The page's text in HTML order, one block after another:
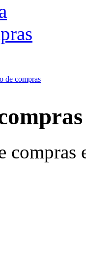
de compras
compras